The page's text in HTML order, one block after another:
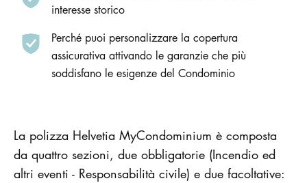
interesse storico
Perché puoi personalizzare la copertura
assicurativa attivando le garanzie che più
soddisfano le esigenze del Condominio
La polizza Helvetia MyCondominium è composta
da quattro sezioni, due obbligatorie (Incendio ed
altri eventi - Responsabilità civile) e due facoltative: